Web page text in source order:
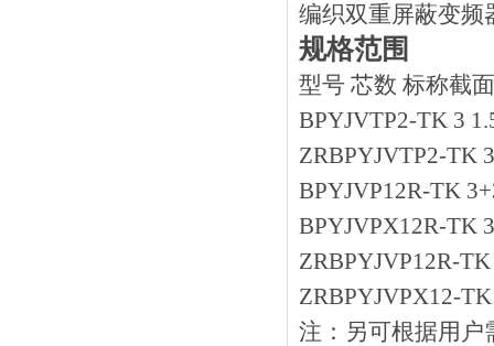
编织双重屏蔽变频器
规格范围
型号 芯数 标称截
BPYJVTP2-TK 3
ZRBPYJVTP2-TK
BPYJVP12R-TK 3+3
BPYJVPX12R-TK
ZRBPYJVP12R-TK
ZRBPYJVPX12-TK
注：另可根据用